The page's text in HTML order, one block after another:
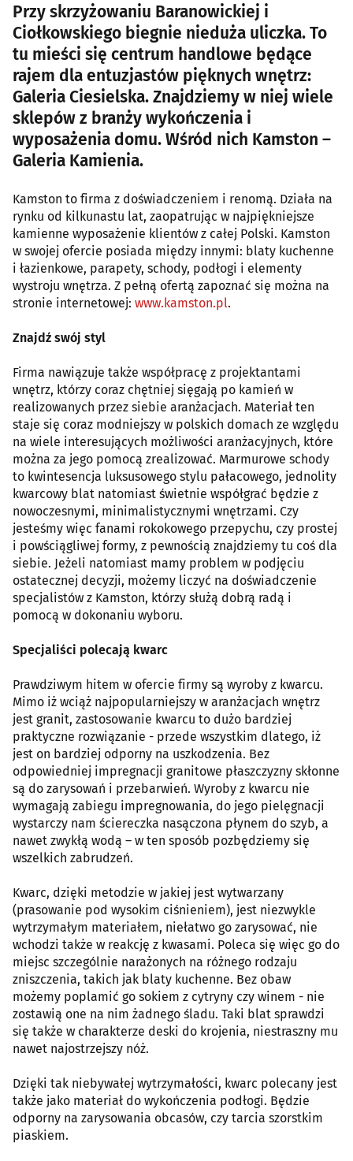
Przy skrzyżowaniu Baranowickiej i
Ciołkowskiego biegnie nieduża uliczka. To
tu mieści się centrum handlowe będące
rajem dla entuzjastów pięknych wnętrz:
Galeria Ciesielska. Znajdziemy w niej wiele
sklepów z branży wykończenia i
wyposażenia domu. Wśród nich Kamston –
Galeria Kamienia.
Kamston to firma z doświadczeniem i renomą. Działa na
rynku od kilkunastu lat, zaopatrując w najpiękniejsze
kamienne wyposażenie klientów z całej Polski. Kamston
w swojej ofercie posiada między innymi: blaty kuchenne
i łazienkowe, parapety, schody, podłogi i elementy
wystroju wnętrza. Z pełną ofertą zapoznać się można na
stronie internetowej: www.kamston.pl.
Znajdź swój styl
Firma nawiązuje także współpracę z projektantami
wnętrz, którzy coraz chętniej sięgają po kamień w
realizowanych przez siebie aranżacjach. Materiał ten
staje się coraz modniejszy w polskich domach ze względu
na wiele interesujących możliwości aranżacyjnych, które
można za jego pomocą zrealizować. Marmurowe schody
to kwintesencja luksusowego stylu pałacowego, jednolity
kwarcowy blat natomiast świetnie współgrać będzie z
nowoczesnymi, minimalistycznymi wnętrzami. Czy
jesteśmy więc fanami rokokowego przepychu, czy prostej
i powściągliwej formy, z pewnością znajdziemy tu coś dla
siebie. Jeżeli natomiast mamy problem w podjęciu
ostatecznej decyzji, możemy liczyć na doświadczenie
specjalistów z Kamston, którzy służą dobrą radą i
pomocą w dokonaniu wyboru.
Specjaliści polecają kwarc
Prawdziwym hitem w ofercie firmy są wyroby z kwarcu.
Mimo iż wciąż najpopularniejszy w aranżacjach wnętrz
jest granit, zastosowanie kwarcu to dużo bardziej
praktyczne rozwiązanie - przede wszystkim dlatego, iż
jest on bardziej odporny na uszkodzenia. Bez
odpowiedniej impregnacji granitowe płaszczyzny skłonne
są do zarysowań i przebarwień. Wyroby z kwarcu nie
wymagają zabiegu impregnowania, do jego pielęgnacji
wystarczy nam ściereczka nasączona płynem do szyb, a
nawet zwykłą wodą – w ten sposób pozbędziemy się
wszelkich zabrudzeń.
Kwarc, dzięki metodzie w jakiej jest wytwarzany
(prasowanie pod wysokim ciśnieniem), jest niezwykle
wytrzymałym materiałem, niełatwo go zarysować, nie
wchodzi także w reakcję z kwasami. Poleca się więc go do
miejsc szczególnie narażonych na różnego rodzaju
zniszczenia, takich jak blaty kuchenne. Bez obaw
możemy poplamić go sokiem z cytryny czy winem - nie
zostawią one na nim żadnego śladu. Taki blat sprawdzi
się także w charakterze deski do krojenia, niestraszny mu
nawet najostrzejszy nóż.
Dzięki tak niebywałej wytrzymałości, kwarc polecany jest
także jako materiał do wykończenia podłogi. Będzie
odporny na zarysowania obcasów, czy tarcia szorstkim
piaskiem.